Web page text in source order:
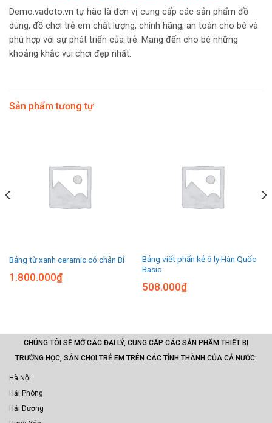
Demo.vadoto.vn tự hào là đơn vị cung cấp các sản phẩm đồ
dùng, đồ chơi trẻ em chất lượng, chính hãng, an toàn cho bé và
phù hợp với sự phát triển của trẻ. Mang đến cho bé những
khoảng khắc vui chơi đẹp nhất.
Sản phẩm tương tự
Bảng từ xanh ceramic có chân Bỉ
1.800.000₫
Bảng viết phấn kẻ ô ly Hàn Quốc
Basic
508.000₫
CHÚNG TÔI SẼ MỞ CÁC ĐẠI LÝ, CUNG CẤP CÁC SẢN PHẨM THIẾT BỊ
TRƯỜNG HỌC, SÂN CHƠI TRẺ EM TRÊN CÁC TỈNH THÀNH CỦA CẢ NƯỚC:
Hà Nội
Hải Phòng
Hải Dương